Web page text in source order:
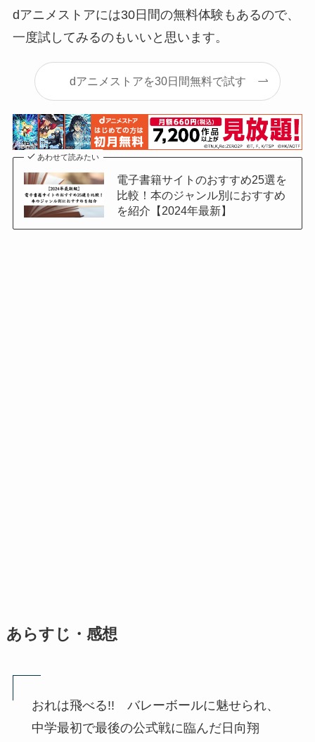
dアニメストアには30日間の無料体験もあるので、
一度試してみるのもいいと思います。
dアニメストアを30日間無料で試す
あわせて読みたい
電子書籍サイトのおすすめ25選を
比較！本のジャンル別におすすめ
を紹介【2024年最新】
あらすじ・感想
おれは飛べる!! バレーボールに魅せられ、
中学最初で最後の公式戦に臨んだ日向翔